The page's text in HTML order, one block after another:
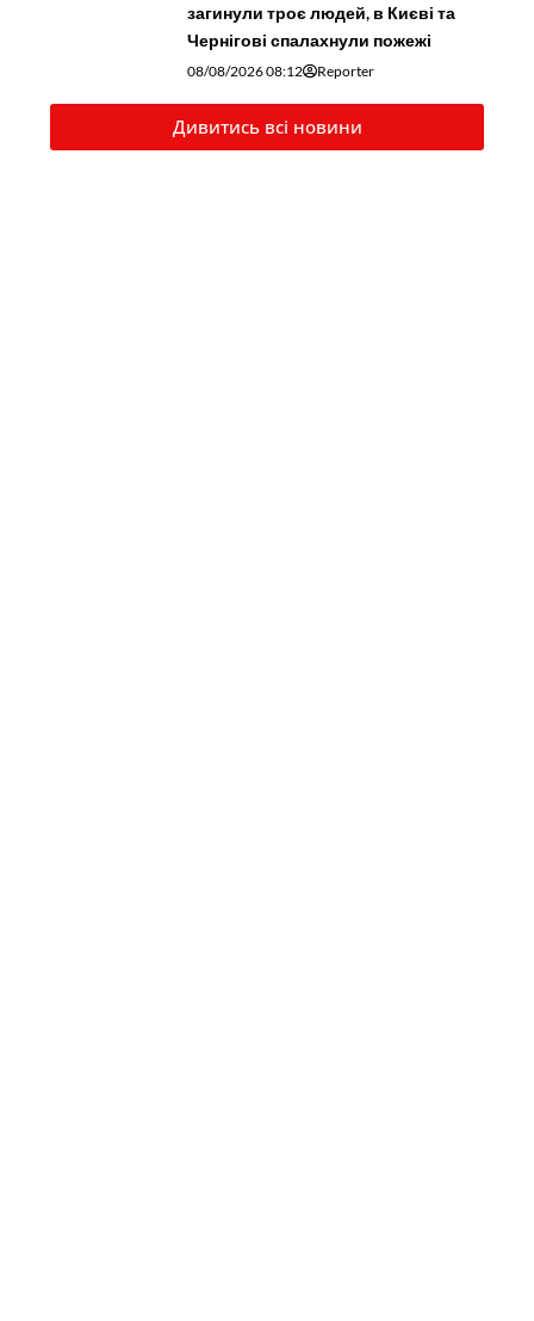
загинули троє людей, в Києві та
Чернігові спалахнули пожежі
08/08/2026 08:12 Reporter
Дивитись всі новини